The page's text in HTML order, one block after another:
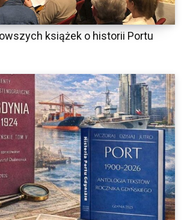
książek o historii Portu